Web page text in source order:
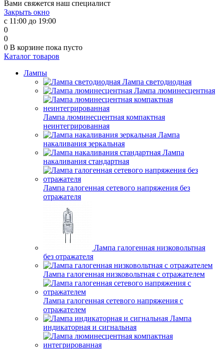
Вами свяжется наш специалист
Закрыть окно
с 11:00 до 19:00
0
0
0 В корзине пока пусто
Каталог товаров
Лампы
Лампа светодиодная
Лампа люминесцентная
Лампа люминесцентная компактная
неинтегрированная
Лампа
накаливания зеркальная
Лампа
накаливания стандартная
Лампа галогенная сетевого напряжения без
отражателя
Лампа галогенная низковольтная
без отражателя
Лампа галогенная низковольтная с отражателем
Лампа галогенная сетевого напряжения с
отражателем
Лампа
индикаторная и сигнальная